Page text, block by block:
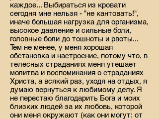
каждое... Выбираться из кровати
сегодня мне нельзя - "не кантовать!",
иначе большая нагрузка для организма,
высокое давление и сильные боли,
головные боли до тошноты и рвоты...
Тем не менее, у меня хорошая
обстановка и настроение, потому что, в
телесных страданиях меня утешает
молитва и воспоминания о страданиях
Христа, а всякий раз, уходя на отдых, я
думаю вернуться к любимому делу. Я
не перестаю благодарить Бога и моих
близких людей за их любовь, которой
они меня окружают (как они могут: от